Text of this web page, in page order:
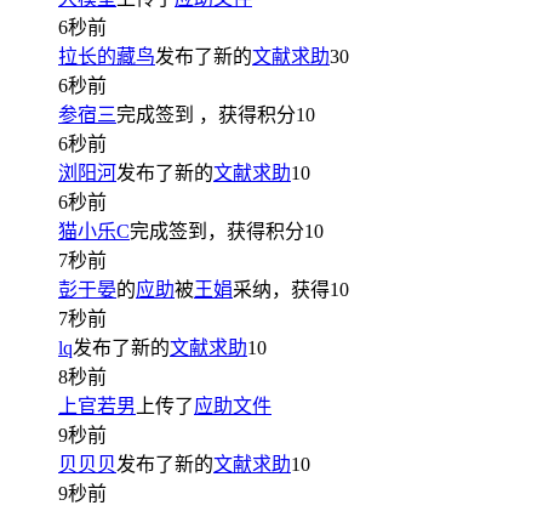
6秒前
拉长的藏鸟发布了新的文献求助30
6秒前
参宿三完成签到 ，获得积分10
6秒前
浏阳河发布了新的文献求助10
6秒前
猫小乐C完成签到，获得积分10
7秒前
彭于晏的应助被王娟采纳，获得10
7秒前
lq发布了新的文献求助10
8秒前
上官若男 上传了应助文件
9秒前
贝贝贝发布了新的文献求助10
9秒前